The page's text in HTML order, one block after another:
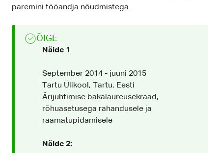
paremini tööandja nõudmistega.
ÕIGE
Näide 1
September 2014 - juuni 2015
Tartu Ülikool, Tartu, Eesti
Ärijuhtimise bakalaureusekraad,
rõhuasetusega rahandusele ja
raamatupidamisele
Näide 2: